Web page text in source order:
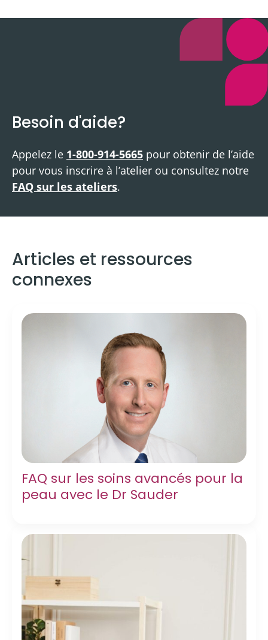
Besoin d'aide?
Appelez le 1-800-914-5665 pour obtenir de l’aide
pour vous inscrire à l’atelier ou consultez notre
FAQ sur les ateliers.
Articles et ressources
connexes
FAQ sur les soins avancés pour la
peau avec le Dr Sauder